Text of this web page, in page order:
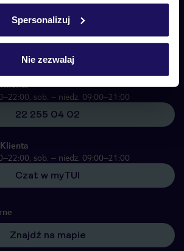
Spersonalizuj
Nie zezwalaj
Rezerwacji
sob. – niedz. 09:00–21:00
22 270 31 20
sob. – niedz. 09:00–21:00
22 255 04 02
sob. – niedz. 09:00–21:00
Czat w myTUI
Znajdź na mapie